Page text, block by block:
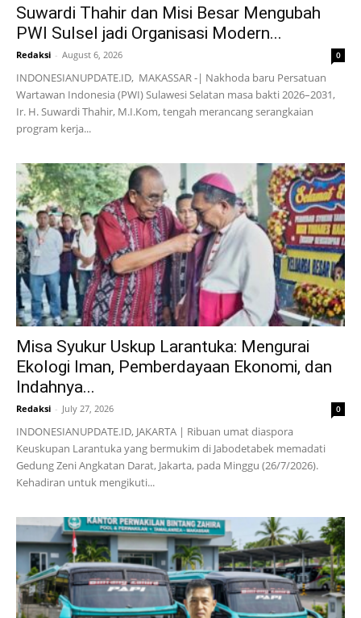
Suwardi Thahir dan Misi Besar Mengubah
PWI Sulsel jadi Organisasi Modern...
Redaksi - August 6, 2026 0
INDONESIANUPDATE.ID, MAKASSAR -| Nakhoda baru Persatuan
Wartawan Indonesia (PWI) Sulawesi Selatan masa bakti 2026–2031,
Ir. H. Suwardi Thahir, M.I.Kom, tengah merancang serangkaian
program kerja...
Misa Syukur Uskup Larantuka: Mengurai
Ekologi Iman, Pemberdayaan Ekonomi, dan
Indahnya...
Redaksi - July 27, 2026 0
INDONESIANUPDATE.ID, JAKARTA | Ribuan umat diaspora
Keuskupan Larantuka yang bermukim di Jabodetabek memadati
Gedung Zeni Angkatan Darat, Jakarta, pada Minggu (26/7/2026).
Kehadiran untuk mengikuti...